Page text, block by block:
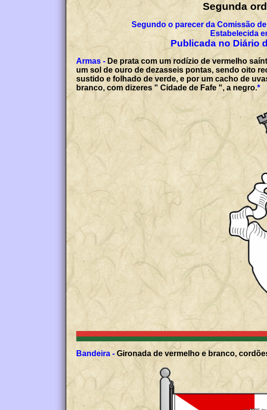
Segunda
Segundo o parecer da Comissão
Estabelecida
Publicada no Diário
Armas - De prata com um rodízio de vermelho
um sol de ouro de dezasseis pontas, sendo oito
sustido e folhado de verde, e por um cacho de
branco, com dizeres " Cidade de Fafe ", a negro.*
Bandeira - Gironada de vermelho e branco,